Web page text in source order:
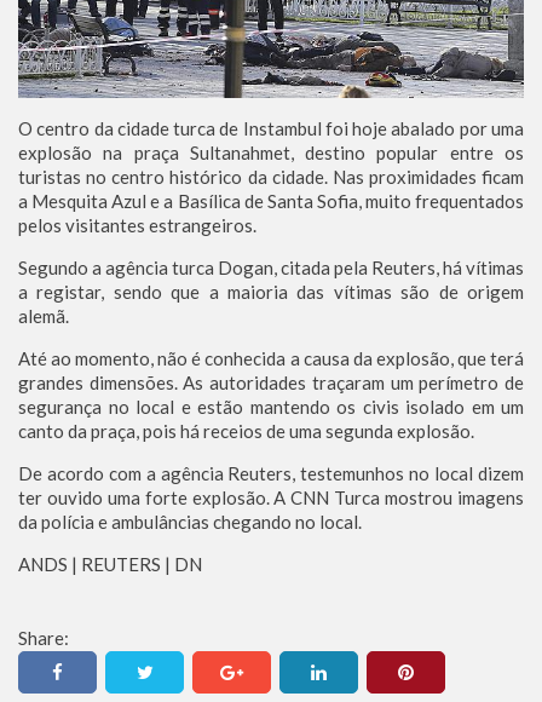
O centro da cidade turca de Instambul foi hoje abalado por uma
explosão na praça Sultanahmet, destino popular entre os
turistas no centro histórico da cidade. Nas proximidades ficam
a Mesquita Azul e a Basílica de Santa Sofia, muito frequentados
pelos visitantes estrangeiros.
Segundo a agência turca Dogan, citada pela Reuters, há vítimas
a registar, sendo que a maioria das vítimas são de origem
alemã.
Até ao momento, não é conhecida a causa da explosão, que terá
grandes dimensões. As autoridades traçaram um perímetro de
segurança no local e estão mantendo os civis isolado em um
canto da praça, pois há receios de uma segunda explosão.
De acordo com a agência Reuters, testemunhos no local dizem
ter ouvido uma forte explosão. A CNN Turca mostrou imagens
da polícia e ambulâncias chegando no local.
ANDS | REUTERS | DN
Share: